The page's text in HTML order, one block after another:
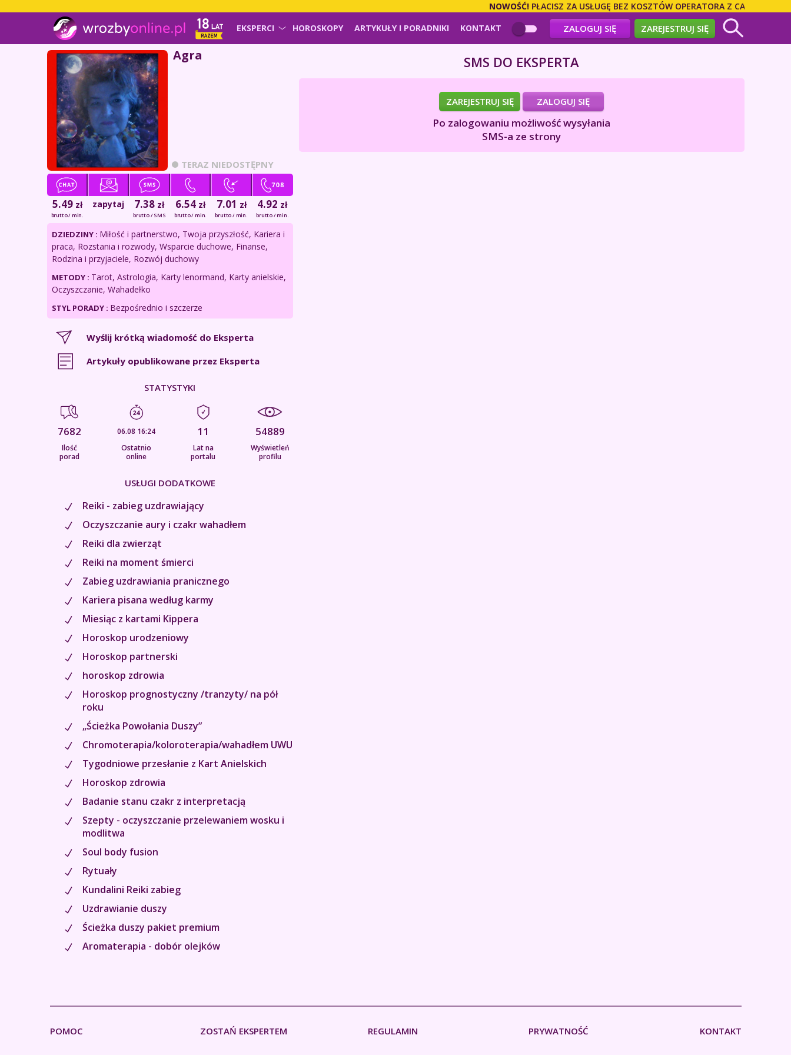
NOWOŚĆ!PŁACISZ ZA USŁUGĘ BEZ KOSZTÓW OPERATORA Z CAŁEGO ŚWIATA!
EKSPERCI HOROSKOPY ARTYKUŁY I PORADNIKI KONTAKT ZALOGUJ SIĘ ZAREJESTRUJ SIĘ
Agra
TERAZ NIEDOSTĘPNY
5.49 zł
brutto / min.
zapytaj 7.38 zł
brutto / SMS
6.54 zł
brutto / min.
7.01 zł
brutto / min.
4.92 zł
brutto / min.
DZIEDZINY : Miłość i partnerstwo, Twoja przyszłość, Kariera i
praca, Rozstania i rozwody, Wsparcie duchowe, Finanse,
Rodzina i przyjaciele, Rozwój duchowy
METODY : Tarot, Astrologia, Karty lenormand, Karty anielskie,
Oczyszczanie, Wahadełko
STYL PORADY : Bezpośrednio i szczerze
Wyślij krótką wiadomość do Eksperta
Artykuły opublikowane przez Eksperta
STATYSTYKI
7682
Ilość
porad
06.08 16:24
Ostatnio
online
11
Lat na
portalu
54889
Wyświetleń
profilu
USŁUGI DODATKOWE
Reiki - zabieg uzdrawiający
Oczyszczanie aury i czakr wahadłem
Reiki dla zwierząt
Reiki na moment śmierci
Zabieg uzdrawiania pranicznego
Kariera pisana według karmy
Miesiąc z kartami Kippera
Horoskop urodzeniowy
Horoskop partnerski
horoskop zdrowia
Horoskop prognostyczny /tranzyty/ na pół
roku
„Ścieżka Powołania Duszy”
Chromoterapia/koloroterapia/wahadłem UWU
Tygodniowe przesłanie z Kart Anielskich
Horoskop zdrowia
Badanie stanu czakr z interpretacją
Szepty - oczyszczanie przelewaniem wosku i
modlitwa
Soul body fusion
Rytuały
Kundalini Reiki zabieg
Uzdrawianie duszy
Ścieżka duszy pakiet premium
Aromaterapia - dobór olejków
SMS DO EKSPERTA
ZAREJESTRUJ SIĘ ZALOGUJ SIĘ
Po zalogowaniu możliwość wysyłania
SMS-a ze strony
POMOC ZOSTAŃ EKSPERTEM REGULAMIN PRYWATNOŚĆ KONTAKT